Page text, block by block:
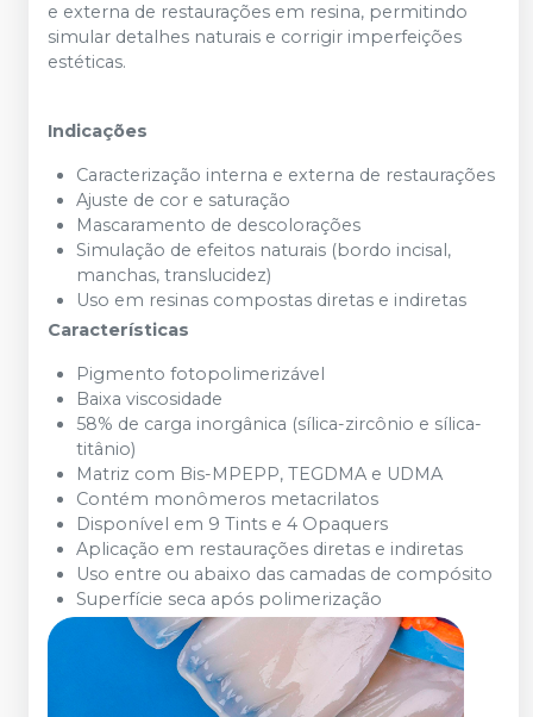
e externa de restaurações em resina, permitindo
simular detalhes naturais e corrigir imperfeições
estéticas.
Indicações
Caracterização interna e externa de restaurações
Ajuste de cor e saturação
Mascaramento de descolorações
Simulação de efeitos naturais (bordo incisal,
manchas, translucidez)
Uso em resinas compostas diretas e indiretas
Características
Pigmento fotopolimerizável
Baixa viscosidade
58% de carga inorgânica (sílica-zircônio e sílica-
titânio)
Matriz com Bis-MPEPP, TEGDMA e UDMA
Contém monômeros metacrilatos
Disponível em 9 Tints e 4 Opaquers
Aplicação em restaurações diretas e indiretas
Uso entre ou abaixo das camadas de compósito
Superfície seca após polimerização